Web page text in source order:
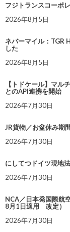
フジトランスコーポ
2026年8月5日
ネバーマイル：TGR
した
2026年8月5日
【トドケール】マル
とのAPI連携を開始
2026年7月30日
JR貨物／お盆休み期
2026年7月30日
にしてつドイツ現地
2026年7月30日
NCA／日本発国際航
8月1日適用 改定）
2026年7月30日